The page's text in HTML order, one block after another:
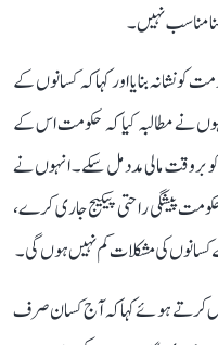
مناسب نہیں۔
نشانہ بنایا اور کہا کہ کسانوں کے
نے مطالبہ کیا کہ حکومت اس کے
مالی مدد مل سکے۔ انہوں نے
پیشگی راحتی پیکیج جاری کرے،
کسانوں کی مشکلات کم نہیں ہوں گی۔
کرتے ہوئے کہا کہ آج کسان صرف